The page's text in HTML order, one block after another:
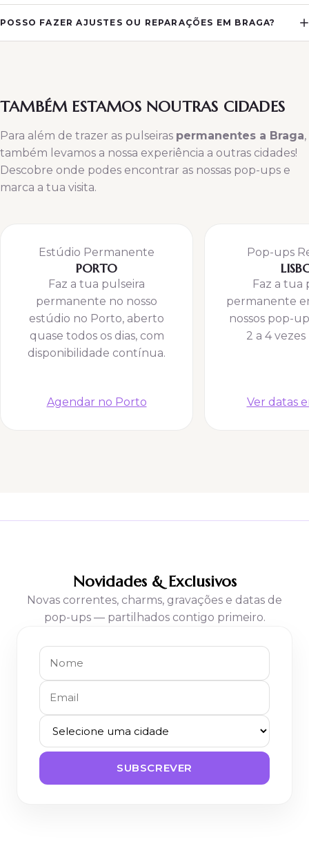
POSSO FAZER AJUSTES OU REPARAÇÕES EM BRAGA?
TAMBÉM ESTAMOS NOUTRAS CIDADES
Para além de trazer as pulseiras permanentes a Braga,
também levamos a nossa experiência a outras cidades!
Descobre onde podes encontrar as nossas pop-ups e
marca a tua visita.
Estúdio Permanente
PORTO
Faz a tua pulseira
permanente no nosso
estúdio no Porto, aberto
quase todos os dias, com
disponibilidade contínua.
Agendar no Porto
Pop-ups
Faz a tua
permanente
nossos pop-
2 a 4
Ver datas
Novidades & Exclusivos
Novas correntes, charms, gravações e datas de
pop-ups — partilhados contigo primeiro.
SUBSCREVER